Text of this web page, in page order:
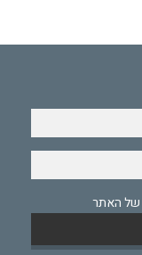
של האתר